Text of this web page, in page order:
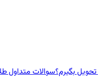
بگیرم؟سوالات متداول